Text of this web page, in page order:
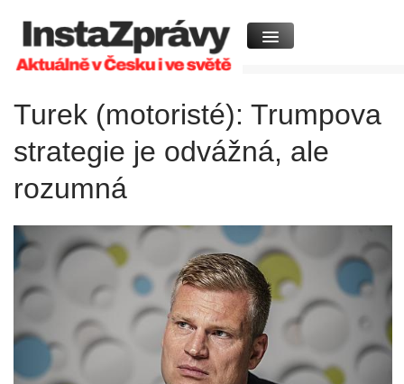
Turek (motoristé): Trumpova
strategie je odvážná, ale
rozumná